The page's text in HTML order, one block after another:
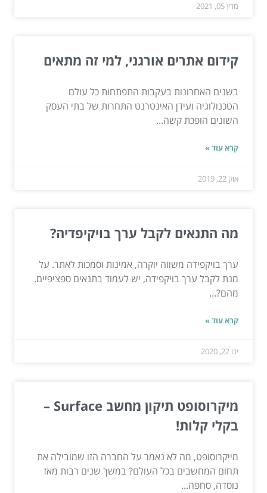
מרץ 05, 2021
קידום אתרים אורגני, למי זה מתאים
בשנים האחרונות בעקבות התפתחות כל עולם
הטכנולוגיה ועידן האינטרנט התחרות של בתי העסק
השונים הופכת קשה...
קרא עוד »
אוק 22, 2019
מה התנאים לקבל ערך בויקיפדיה?
ערך בויקפידה משווה יוקרה, אמינות וסמכות לאתר. על
מנת לקבל ערך בויקפידה, יש לעמוד בתנאים ספציפיים.
מהם?...
קרא עוד »
ינו 22, 2020
מיקרוסופט תיקון מחשב Surface –
בקלי קלות!
מייקרוסופט, מה לא נאמר על החברה הזו שמובילה את
תחום המחשבים בכל העולם? במשך שנים רבות מאז
נוסדה, סחפה...